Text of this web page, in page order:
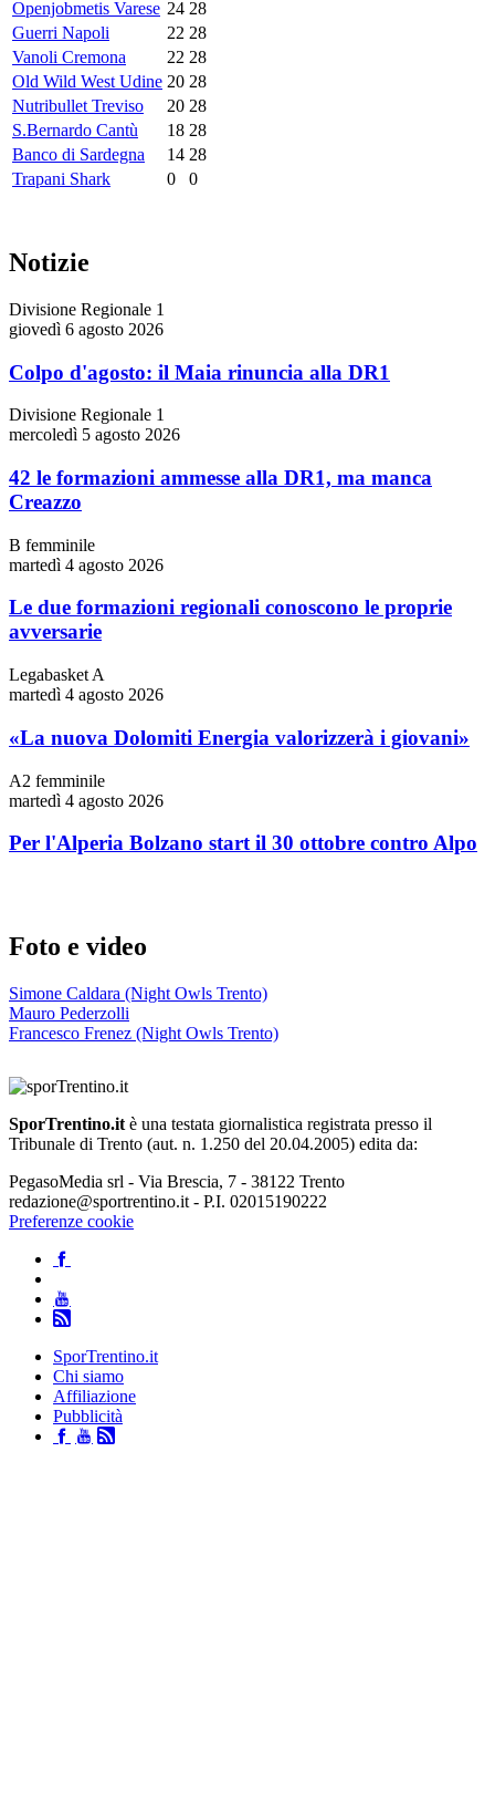
Openjobmetis Varese 24 28
Guerri Napoli
22 28
Vanoli Cremona
22 28
Old Wild West Udine 20 28
Nutribullet Treviso
20 28
S.Bernardo Cantù
18 28
Banco di Sardegna
14 28
Trapani Shark
0 0
Notizie
Divisione Regionale 1
giovedì 6 agosto 2026
Colpo d'agosto: il Maia rinuncia alla DR1
Divisione Regionale 1
mercoledì 5 agosto 2026
42 le formazioni ammesse alla DR1, ma manca
Creazzo
B femminile
martedì 4 agosto 2026
Le due formazioni regionali conoscono le proprie
avversarie
Legabasket A
martedì 4 agosto 2026
«La nuova Dolomiti Energia valorizzerà i giovani»
A2 femminile
martedì 4 agosto 2026
Per l'Alperia Bolzano start il 30 ottobre contro Alpo
Foto e video
Simone Caldara (Night Owls Trento)
Mauro Pederzolli
Francesco Frenez (Night Owls Trento)
SporTrentino.it è una testata giornalistica registrata presso il
Tribunale di Trento (aut. n. 1.250 del 20.04.2005) edita da:
PegasoMedia srl - Via Brescia, 7 - 38122 Trento
redazione@sportrentino.it - P.I. 02015190222
Preferenze cookie
SporTrentino.it
Chi siamo
Affiliazione
Pubblicità